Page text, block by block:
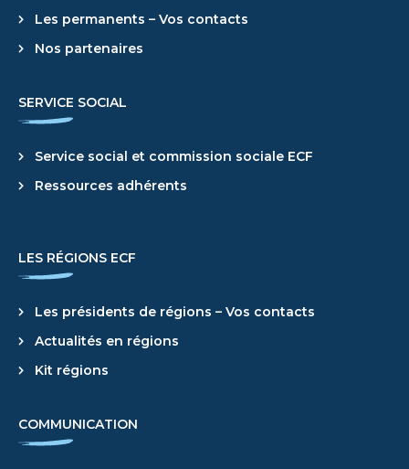
Les permanents – Vos contacts
Nos partenaires
SERVICE SOCIAL
Service social et commission sociale ECF
Ressources adhérents
LES RÉGIONS ECF
Les présidents de régions – Vos contacts
Actualités en régions
Kit régions
COMMUNICATION